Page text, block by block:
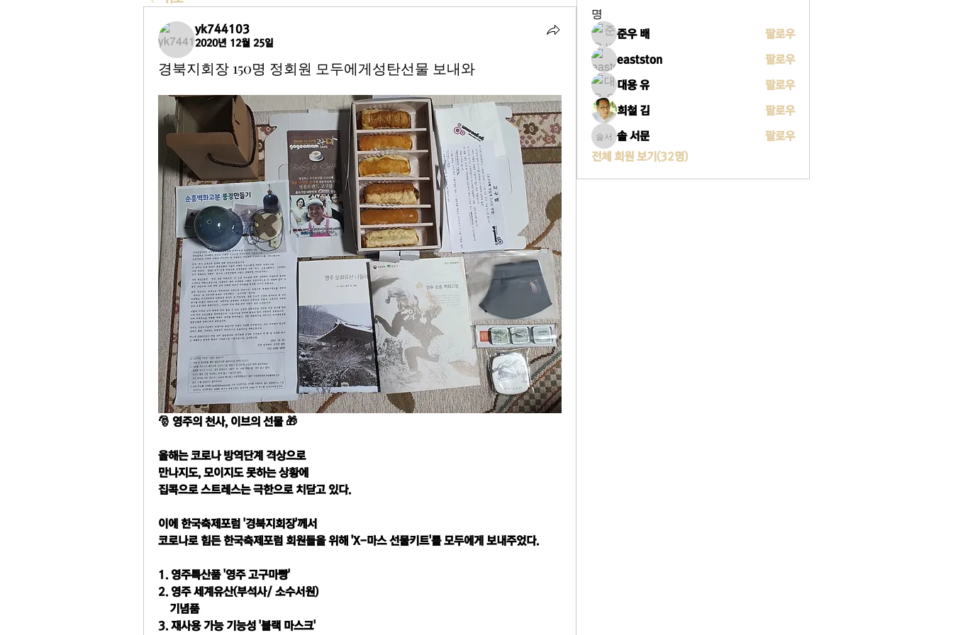
yk744103
2020년 12월 25일
경북지회장 150명 정회원 모두에게성탄선물 보내와
🎅 영주의 천사, 이브의 선물 🎁
올해는 코로나 방역단계 격상으로
만나지도, 모이지도 못하는 상황에
집콕으로 스트레스는 극한으로 치닫고 있다.
이에 한국축제포럼 '경북지회장'께서
코로나로 힘든 한국축제포럼 회원들을 위해 'X-마스 선물키트'를 모두에게 보내주었다.
1. 영주특산품 '영주 고구마빵'
2. 영주 세계유산(부석사/ 소수서원)
    기념품
3. 재사용 가능 기능성 '블랙 마스크'
명
준우 배
팔로우
eastston
팔로우
대용 유
팔로우
희철 김
팔로우
솔 서문
솔 서문
팔로우
전체 회원 보기(32명)